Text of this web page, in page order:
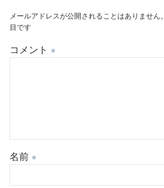
メールアドレスが公開されることはありません。
目です
コメント ※
名前 ※